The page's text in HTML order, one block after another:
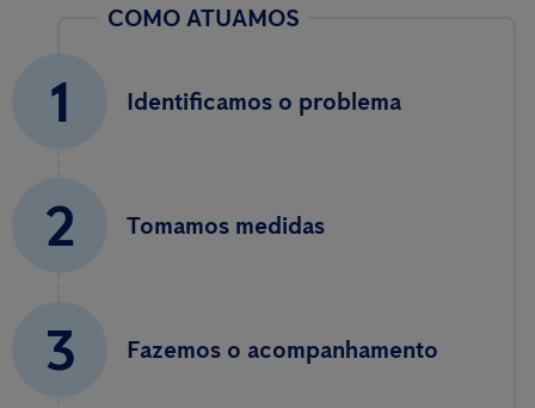
COMO ATUAMOS
1 Identificamos o problema
2 Tomamos medidas
3 Fazemos o acompanhamento